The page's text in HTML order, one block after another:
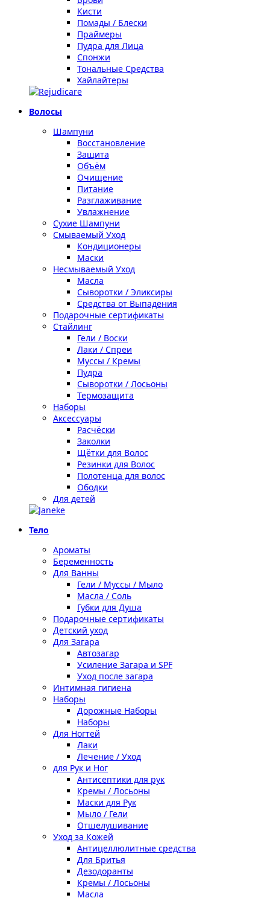
Кисти
Помады / Блески
Праймеры
Пудра для Лица
Спонжи
Тональные Средства
Хайлайтеры
Волосы
Шампуни
Восстановление
Защита
Объём
Очищение
Питание
Разглаживание
Увлажнение
Сухие Шампуни
Смываемый Уход
Кондиционеры
Маски
Несмываемый Уход
Масла
Сыворотки / Эликсиры
Средства от Выпадения
Подарочные сертификаты
Стайлинг
Гели / Воски
Лаки / Спреи
Муссы / Кремы
Пудра
Сыворотки / Лосьоны
Термозащита
Наборы
Аксессуары
Расчёски
Заколки
Щётки для Волос
Резинки для Волос
Полотенца для волос
Ободки
Для детей
Тело
Ароматы
Беременность
Для Ванны
Гели / Муссы / Мыло
Масла / Соль
Губки для Душа
Подарочные сертификаты
Детский уход
Для Загара
Автозагар
Усиление Загара и SPF
Уход после загара
Интимная гигиена
Наборы
Дорожные Наборы
Наборы
Для Ногтей
Лаки
Лечение / Уход
для Рук и Ног
Антисептики для рук
Кремы / Лосьоны
Маски для Рук
Мыло / Гели
Отшелушивание
Уход за Кожей
Антицеллюлитные средства
Для Бритья
Дезодоранты
Кремы / Лосьоны
Масла